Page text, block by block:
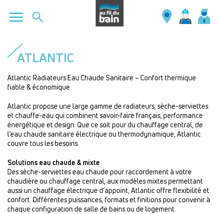
contenu
principal
ATLANTIC
Atlantic Radiateurs Eau Chaude Sanitaire – Confort thermique
fiable & économique
Atlantic propose une large gamme de radiateurs, sèche-serviettes
et chauffe-eau qui combinent savoir-faire français, performance
énergétique et design. Que ce soit pour du chauffage central, de
l’eau chaude sanitaire électrique ou thermodynamique, Atlantic
couvre tous les besoins.
Solutions eau chaude & mixte
Des sèche-serviettes eau chaude pour raccordement à votre
chaudière ou chauffage central, aux modèles mixtes permettant
aussi un chauffage électrique d’appoint, Atlantic offre flexibilité et
confort. Différentes puissances, formats et finitions pour convenir à
chaque configuration de salle de bains ou de logement.